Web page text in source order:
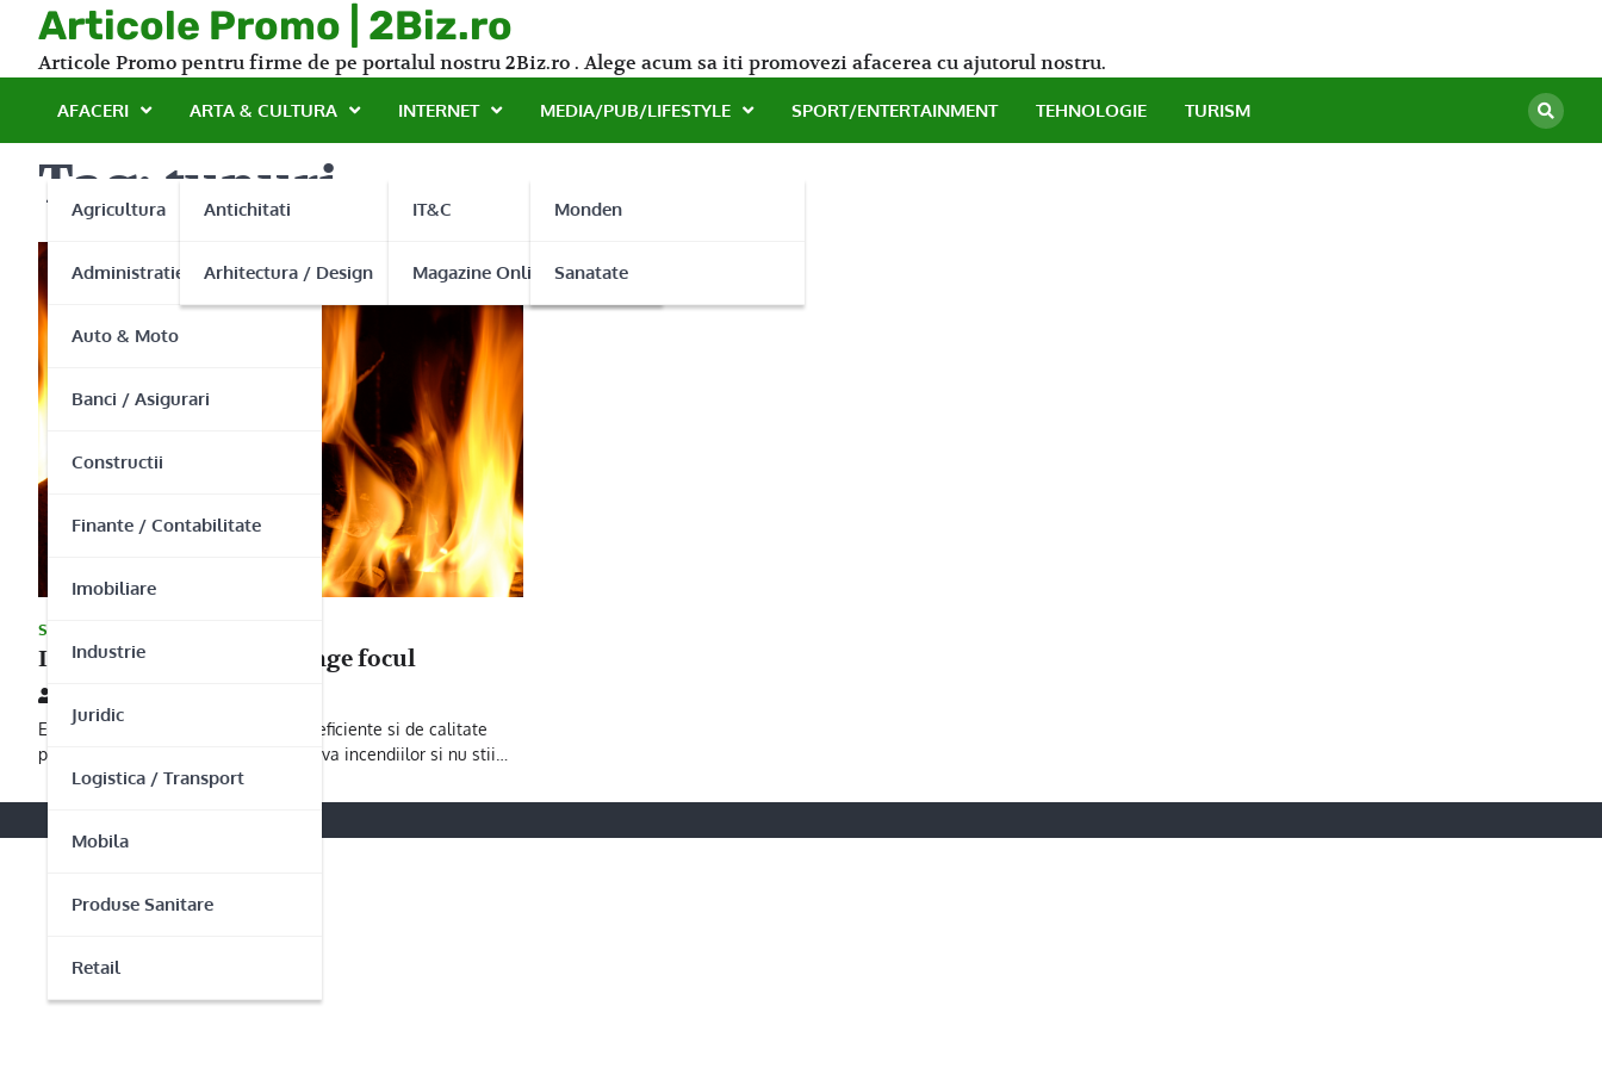
content
Articole Promo | 2Biz.ro
Articole Promo pentru firme de pe portalul nostru 2Biz.ro . Alege acum sa iti promovezi afacerea cu ajutorul nostru.
AFACERI
Agricultura
Administratie Publica
Auto & Moto
Banci / Asigurari
Constructii
Finante / Contabilitate
Imobiliare
Industrie
Juridic
Logistica / Transport
Mobila
Produse Sanitare
Retail
ARTA & CULTURA
Antichitati
Arhitectura / Design
INTERNET
IT&C
Magazine Online
MEDIA/PUB/LIFESTYLE
Monden
Sanatate
SPORT/ENTERTAINMENT TEHNOLOGIE TURISM
Tag: tunuri
SERVICII
Industrial Cruman iti stinge focul
Esti in cautarea unor solutii cat mai eficiente si de calitate
privind mijloacele de aparare impotriva incendiilor si nu stii…